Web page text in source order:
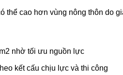
thể cao hơn vùng nông thôn do
nhờ tối ưu nguồn lực
kết cấu chịu lực và thi công